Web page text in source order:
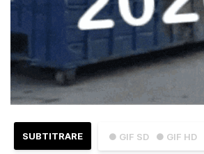
● GIF SD ● GIF HD
SUBTITRARE